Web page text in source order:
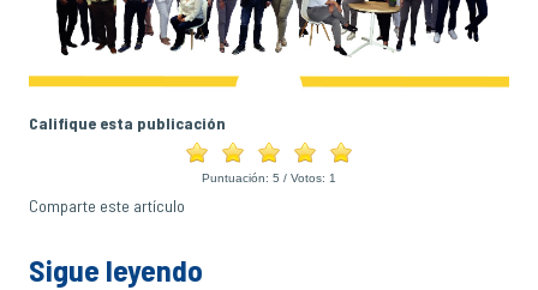
Califique esta publicación
Puntuación: 5 / Votos: 1
Comparte este artículo
Sigue leyendo